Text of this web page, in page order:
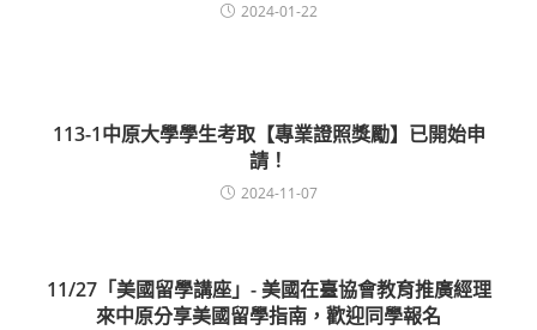
2024-01-22
113-1中原大學學生考取【專業證照獎勵】已開始申
請！
2024-11-07
11/27「美國留學講座」- 美國在臺協會教育推廣經理
來中原分享美國留學指南，歡迎同學報名